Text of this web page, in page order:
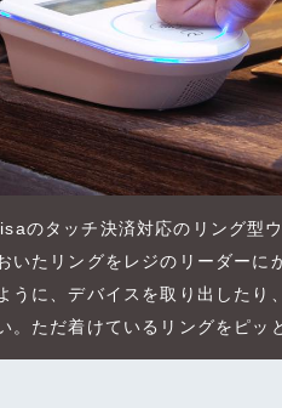
のタッチ決済対応のリング型
いたリングをレジのリーダーに
うに、デバイスを取り出したり
ただ着けているリングをピッ